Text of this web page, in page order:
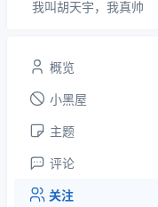
我叫胡天宇，我真帅
概览
小黑屋
主题
评论
关注